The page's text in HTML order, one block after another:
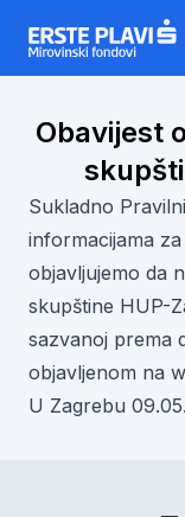
Obavijest
Sukladno
informacijama
objavljujemo da
skupštine HUP-
sazvanoj prema
objavljenom na
U Zagrebu